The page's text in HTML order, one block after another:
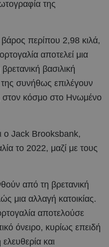
της
βάρος περίπου 2,98 κιλά,
αποτελεί μια
βασιλική
συνήθως επιλέγουν
στον κόσμο στο Ηνωμένο
ο Jack Brooksbank,
το 2022, μαζί με τους
από τη βρετανική
μια αλλαγή κατοικίας.
αποτελούσε
όνειρο, κυρίως επειδή
και